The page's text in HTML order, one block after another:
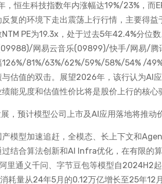
恒生科技指数年内涨幅达19%/23%，而
复的环境下走出震荡上行行情，主要得
PE为19.3x，处于过去5年42.4%分
网易云音乐(09899)/快手/网易/腾
126%/81%/63%/62%/59%/58%/54% /
估值的双击。展望2026年，该行认为AI
能见度和估值性价比将是股价上行的核心
，预计模型公司上市及AI应用落地将推动
模型加速追赶，全模态、长上下文和
结合算法创新和AI Infra优化，在有限的
里通义千问、字节豆包等模型自2024H2
耗量从24年5月的0.12万亿增长至25年